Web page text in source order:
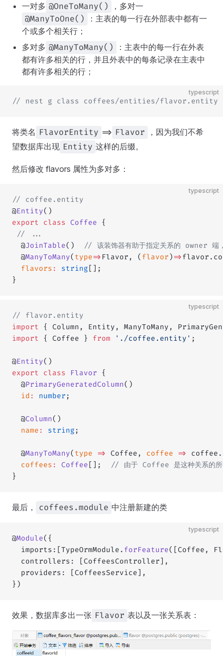
一对多 @OneToMany()
，多对一
@ManyToOne()
：主表的每一行在外部表中都有一
个或多个相关行；
多对多 @ManyToMany()
：主表中的每一行在外表
都有许多相关的行，并且外表中的每条记录在主表中
都有许多相关的行；
typescript
// nest g class coffees/entities/flavor.entity
将类名 FlavorEntity ==> Flavor
，因为我们不希
望数据库出现 Entity 这样的后缀。
然后修改 flavors 属性为多对多：
typescript
// coffee.entity
@Entity()
export class Coffee {
// ...
  @
JoinTable()
// 该装饰器有助于指定关系的 owner
  @
ManyToMany( type=> Flavor, ( flavor )=>
  flavors
: string [];
}
typescript
// flavor.entity
import { Column, Entity, ManyToMany,
import { Coffee } from './coffee.entity' ;
@Entity()
export class Flavor {
  @
PrimaryGeneratedColumn()
  id
: number ;
  @
Column()
  name
: string ;
  @
ManyToMany( type => Coffee, coffee =>
  coffees
: Coffee [];
// 由于 Coffee 是这种关系的所
}
最后， coffees.module 中注册新建的类
typescript
@Module({
  imports:[TypeOrmModule.
forFeature([Coffee,
  controllers: [CoffeesController],
  providers: [CoffeesService],
})
效果，数据库多出一张 Flavor 表以及一张关系表：